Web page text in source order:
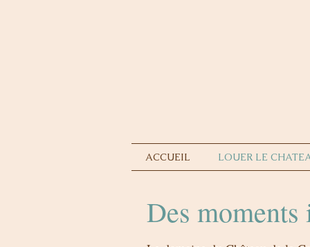
ACCUEIL LOUER LE
Des